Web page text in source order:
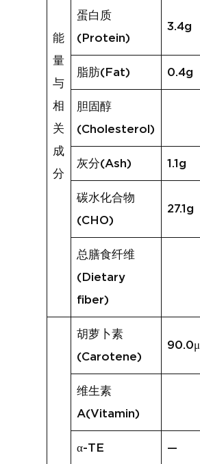
能
量
与
相
关
成
分
蛋白质
(Protein)
3.4g
脂肪(Fat) 0.4g
胆固醇
(Cholesterol)
灰分(Ash) 1.1g
碳水化合物
(CHO)
27.1g
总膳食纤维
(Dietary
fiber)
胡萝卜素
(Carotene)
维生素
A(Vitamin)
α-TE —